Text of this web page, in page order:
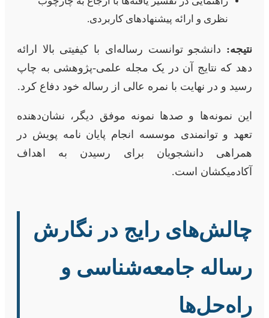
نظری و ارائه پیشنهادهای کاربردی.
نتیجه: دانشجو توانست رساله‌ای با کیفیتی بالا ارائه
دهد که نتایج آن در یک مجله علمی-پژوهشی به چاپ
رسید و در نهایت با نمره عالی از رساله خود دفاع کرد.
این نمونه‌ها و صدها نمونه موفق دیگر، نشان‌دهنده
تعهد و توانمندی موسسه انجام پایان نامه پویش در
همراهی دانشجویان برای رسیدن به اهداف
آکادمیکشان است.
چالش‌های رایج در نگارش
رساله جامعه‌شناسی و
راه‌حل‌ها